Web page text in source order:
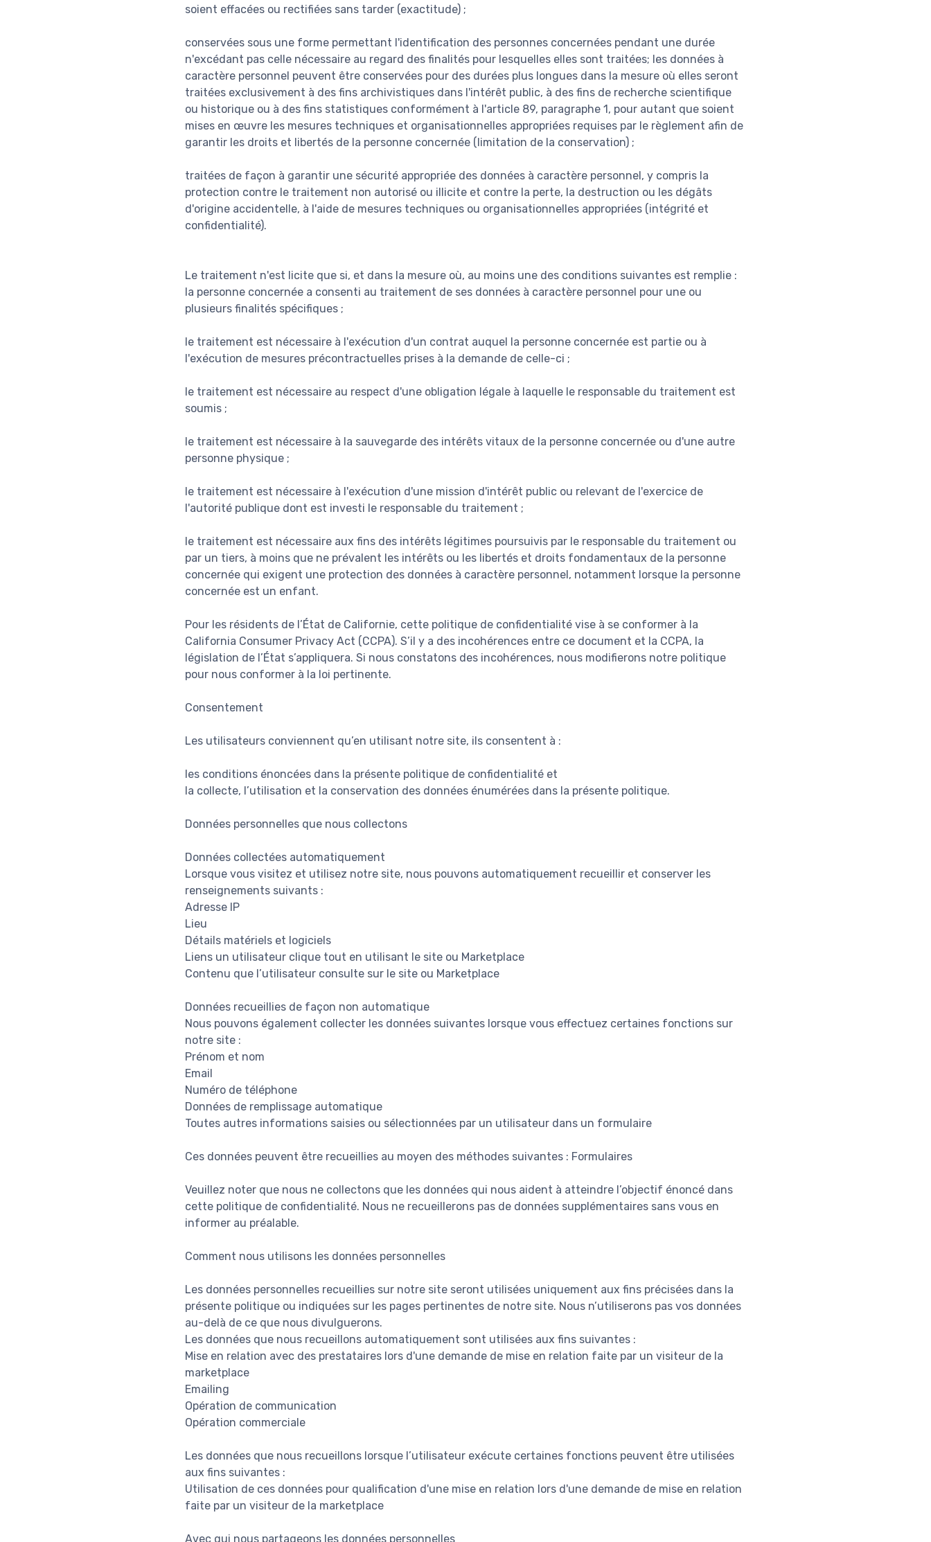
soient effacées ou rectifiées sans tarder (exactitude) ;
conservées sous une forme permettant l'identification des personnes concernées pendant une durée
n'excédant pas celle nécessaire au regard des finalités pour lesquelles elles sont traitées; les données à
caractère personnel peuvent être conservées pour des durées plus longues dans la mesure où elles seront
traitées exclusivement à des fins archivistiques dans l'intérêt public, à des fins de recherche scientifique
ou historique ou à des fins statistiques conformément à l'article 89, paragraphe 1, pour autant que soient
mises en œuvre les mesures techniques et organisationnelles appropriées requises par le règlement afin de
garantir les droits et libertés de la personne concernée (limitation de la conservation) ;
traitées de façon à garantir une sécurité appropriée des données à caractère personnel, y compris la
protection contre le traitement non autorisé ou illicite et contre la perte, la destruction ou les dégâts
d'origine accidentelle, à l'aide de mesures techniques ou organisationnelles appropriées (intégrité et
confidentialité).
Le traitement n'est licite que si, et dans la mesure où, au moins une des conditions suivantes est remplie :
la personne concernée a consenti au traitement de ses données à caractère personnel pour une ou
plusieurs finalités spécifiques ;
le traitement est nécessaire à l'exécution d'un contrat auquel la personne concernée est partie ou à
l'exécution de mesures précontractuelles prises à la demande de celle-ci ;
le traitement est nécessaire au respect d'une obligation légale à laquelle le responsable du traitement est
soumis ;
le traitement est nécessaire à la sauvegarde des intérêts vitaux de la personne concernée ou d'une autre
personne physique ;
le traitement est nécessaire à l'exécution d'une mission d'intérêt public ou relevant de l'exercice de
l'autorité publique dont est investi le responsable du traitement ;
le traitement est nécessaire aux fins des intérêts légitimes poursuivis par le responsable du traitement ou
par un tiers, à moins que ne prévalent les intérêts ou les libertés et droits fondamentaux de la personne
concernée qui exigent une protection des données à caractère personnel, notamment lorsque la personne
concernée est un enfant.
Pour les résidents de l’État de Californie, cette politique de confidentialité vise à se conformer à la
California Consumer Privacy Act (CCPA). S’il y a des incohérences entre ce document et la CCPA, la
législation de l’État s’appliquera. Si nous constatons des incohérences, nous modifierons notre politique
pour nous conformer à la loi pertinente.
Consentement
Les utilisateurs conviennent qu’en utilisant notre site, ils consentent à :
les conditions énoncées dans la présente politique de confidentialité et
la collecte, l’utilisation et la conservation des données énumérées dans la présente politique.
Données personnelles que nous collectons
Données collectées automatiquement
Lorsque vous visitez et utilisez notre site, nous pouvons automatiquement recueillir et conserver les
renseignements suivants :
Adresse IP
Lieu
Détails matériels et logiciels
Liens un utilisateur clique tout en utilisant le site ou Marketplace
Contenu que l’utilisateur consulte sur le site ou Marketplace
Données recueillies de façon non automatique
Nous pouvons également collecter les données suivantes lorsque vous effectuez certaines fonctions sur
notre site :
Prénom et nom
Email
Numéro de téléphone
Données de remplissage automatique
Toutes autres informations saisies ou sélectionnées par un utilisateur dans un formulaire
Ces données peuvent être recueillies au moyen des méthodes suivantes : Formulaires
Veuillez noter que nous ne collectons que les données qui nous aident à atteindre l’objectif énoncé dans
cette politique de confidentialité. Nous ne recueillerons pas de données supplémentaires sans vous en
informer au préalable.
Comment nous utilisons les données personnelles
Les données personnelles recueillies sur notre site seront utilisées uniquement aux fins précisées dans la
présente politique ou indiquées sur les pages pertinentes de notre site. Nous n’utiliserons pas vos données
au-delà de ce que nous divulguerons.
Les données que nous recueillons automatiquement sont utilisées aux fins suivantes :
Mise en relation avec des prestataires lors d'une demande de mise en relation faite par un visiteur de la
marketplace
Emailing
Opération de communication
Opération commerciale
Les données que nous recueillons lorsque l’utilisateur exécute certaines fonctions peuvent être utilisées
aux fins suivantes :
Utilisation de ces données pour qualification d'une mise en relation lors d'une demande de mise en relation
faite par un visiteur de la marketplace
Avec qui nous partageons les données personnelles